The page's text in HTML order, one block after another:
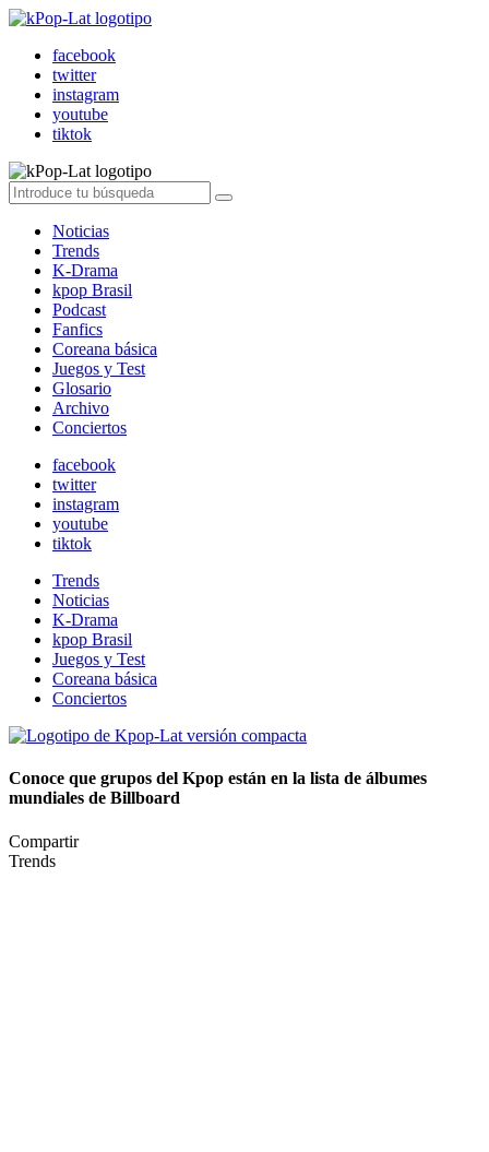
facebook
twitter
instagram
youtube
tiktok
Noticias
Trends
K-Drama
kpop Brasil
Podcast
Fanfics
Coreana básica
Juegos y Test
Glosario
Archivo
Conciertos
facebook
twitter
instagram
youtube
tiktok
Trends
Noticias
K-Drama
kpop Brasil
Juegos y Test
Coreana básica
Conciertos
Conoce que grupos del Kpop están en la lista de álbumes
mundiales de Billboard
Compartir
Trends